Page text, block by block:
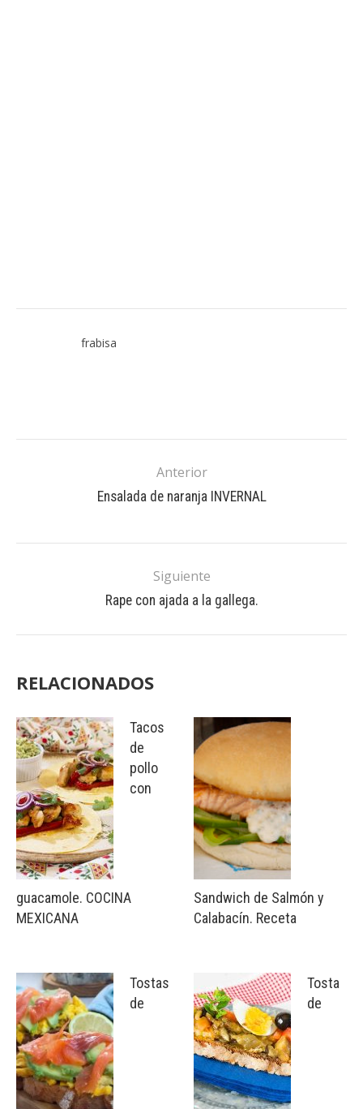
frabisa
Anterior
Ensalada de naranja INVERNAL
Siguiente
Rape con ajada a la gallega.
RELACIONADOS
Tacos
de
pollo
con
guacamole. COCINA
MEXICANA
Tostas
de
Sandwich de Salmón y
Calabacín. Receta
Tosta
de